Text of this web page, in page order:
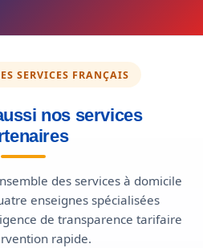
SERVICES FRANÇAIS
nos services
des services à domicile
enseignes spécialisées
de transparence tarifaire
rapide.